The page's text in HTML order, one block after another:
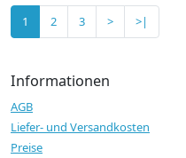
1 2 3 > >|
Informationen
AGB
Liefer- und Versandkosten
Preise